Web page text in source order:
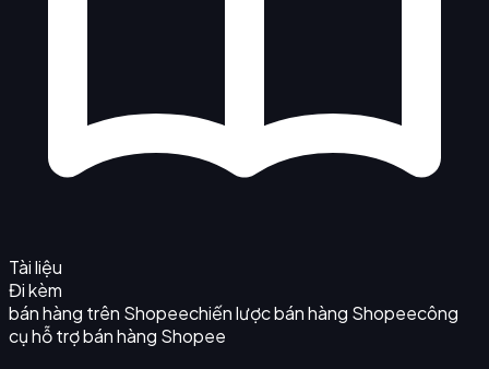
Tài liệu
Đi kèm
bán hàng trên Shopeechiến lược bán hàng Shopeecông
cụ hỗ trợ bán hàng Shopee